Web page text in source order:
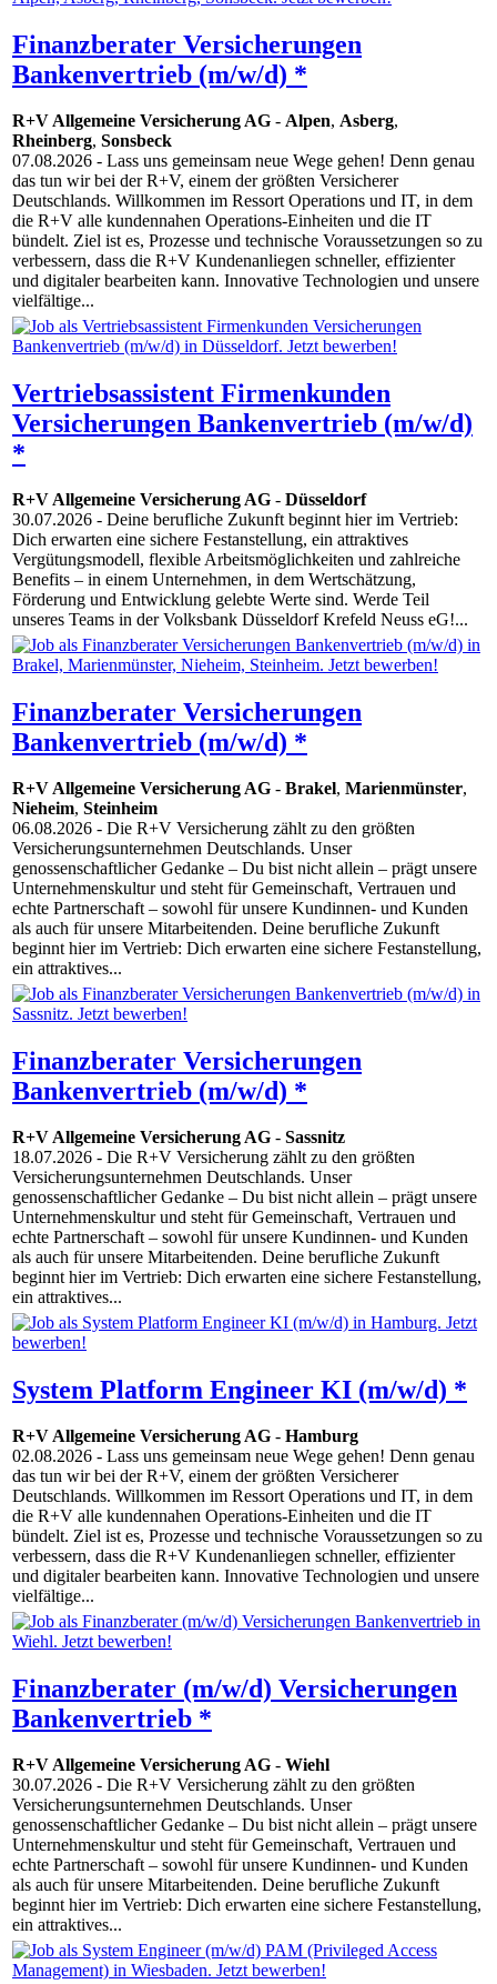
Finanzberater Versicherungen
Bankenvertrieb (m/w/d) *
R+V Allgemeine Versicherung AG - Alpen, Asberg,
Rheinberg, Sonsbeck
07.08.2026 - Lass uns gemeinsam neue Wege gehen! Denn genau
das tun wir bei der R+V, einem der größten Versicherer
Deutschlands. Willkommen im Ressort Operations und IT, in dem
die R+V alle kundennahen Operations-Einheiten und die IT
bündelt. Ziel ist es, Prozesse und technische Voraussetzungen so zu
verbessern, dass die R+V Kundenanliegen schneller, effizienter
und digitaler bearbeiten kann. Innovative Techno­logien und unsere
vielfältige...
Vertriebsassistent Firmenkunden
Versicherungen Bankenvertrieb (m/w/d)
*
R+V Allgemeine Versicherung AG - Düsseldorf
30.07.2026 - Deine berufliche Zukunft beginnt hier im Vertrieb:
Dich erwarten eine sichere Festanstellung, ein attraktives
Vergütungsmodell, flexible Arbeitsmöglichkeiten und zahlreiche
Benefits – in einem Unternehmen, in dem Wertschätzung,
Förderung und Entwicklung gelebte Werte sind. Werde Teil
unseres Teams in der Volksbank Düsseldorf Krefeld Neuss eG!...
Finanzberater Versicherungen
Bankenvertrieb (m/w/d) *
R+V Allgemeine Versicherung AG - Brakel, Marienmünster,
Nieheim, Steinheim
06.08.2026 - Die R+V Versicherung zählt zu den größten
Versicherungsunternehmen Deutschlands. Unser
genossenschaftlicher Gedanke – Du bist nicht allein – prägt unsere
Unternehmenskultur und steht für Gemeinschaft, Vertrauen und
echte Partnerschaft – sowohl für unsere Kundinnen- und Kunden
als auch für unsere Mitarbeitenden. Deine berufliche Zukunft
beginnt hier im Vertrieb: Dich erwarten eine sichere Festanstellung,
ein attraktives...
Finanzberater Versicherungen
Bankenvertrieb (m/w/d) *
R+V Allgemeine Versicherung AG - Sassnitz
18.07.2026 - Die R+V Versicherung zählt zu den größten
Versicherungsunternehmen Deutschlands. Unser
genossenschaftlicher Gedanke – Du bist nicht allein – prägt unsere
Unternehmenskultur und steht für Gemeinschaft, Vertrauen und
echte Partnerschaft – sowohl für unsere Kundinnen- und Kunden
als auch für unsere Mitarbeitenden. Deine berufliche Zukunft
beginnt hier im Vertrieb: Dich erwarten eine sichere Festanstellung,
ein attraktives...
System Platform Engineer KI (m/w/d) *
R+V Allgemeine Versicherung AG - Hamburg
02.08.2026 - Lass uns gemeinsam neue Wege gehen! Denn genau
das tun wir bei der R+V, einem der größten Versicherer
Deutschlands. Willkommen im Ressort Operations und IT, in dem
die R+V alle kundennahen Operations-Einheiten und die IT
bündelt. Ziel ist es, Prozesse und technische Voraussetzungen so zu
verbessern, dass die R+V Kundenanliegen schneller, effizienter
und digitaler bearbeiten kann. Innovative Techno­logien und unsere
vielfältige...
Finanzberater (m/w/d) Versicherungen
Bankenvertrieb *
R+V Allgemeine Versicherung AG - Wiehl
30.07.2026 - Die R+V Versicherung zählt zu den größten
Versicherungsunternehmen Deutschlands. Unser
genossenschaftlicher Gedanke – Du bist nicht allein – prägt unsere
Unternehmenskultur und steht für Gemeinschaft, Vertrauen und
echte Partnerschaft – sowohl für unsere Kundinnen- und Kunden
als auch für unsere Mitarbeitenden. Deine berufliche Zukunft
beginnt hier im Vertrieb: Dich erwarten eine sichere Festanstellung,
ein attraktives...